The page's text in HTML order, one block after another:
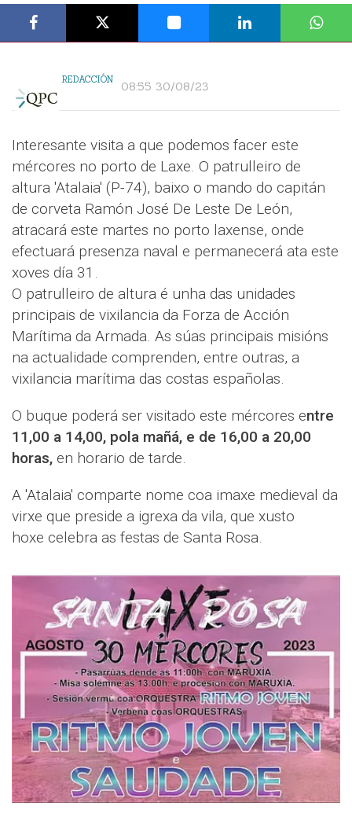
REDACCIÓN 08:55 30/08/23
Interesante visita a que podemos facer este
mércores no porto de Laxe. O patrulleiro de
altura 'Atalaia' (P-74), baixo o mando do capitán
de corveta Ramón José De Leste De León,
atracará este martes no porto laxense, onde
efectuará presenza naval e permanecerá ata este
xoves día 31.
O patrulleiro de altura é unha das unidades
principais de vixilancia da Forza de Acción
Marítima da Armada. As súas principais misións
na actualidade comprenden, entre outras, a
vixilancia marítima das costas españolas.
O buque poderá ser visitado este mércores entre
11,00 a 14,00, pola mañá, e de 16,00 a 20,00
horas, en horario de tarde.
A 'Atalaia' comparte nome coa imaxe medieval da
virxe que preside a igrexa da vila, que xusto
hoxe celebra as festas de Santa Rosa.